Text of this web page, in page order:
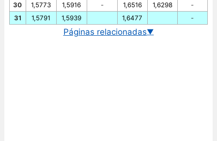
30
31
1,5773
1,5791
1,5916
1,5939
-
1,6516
1,6477
1,6298
-
-
Páginas relacionadas▼